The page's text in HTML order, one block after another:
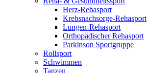
Herz-Rehasport
Krebsnachsorge-Rehasport
Lungen-Rehasport
Orthopädischer Rehasport
Parkinson Sportgruppe
Rollsport
Schwimmen
Tanzen